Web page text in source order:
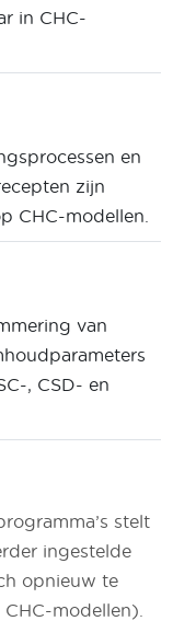
in CHC-
en
zijn
CHC-modellen.
van
, CSD- en
stelt
ingestelde
opnieuw te
modellen).